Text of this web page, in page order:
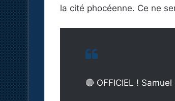
la cité phocéenne. Ce ne
🔴 OFFICIEL !